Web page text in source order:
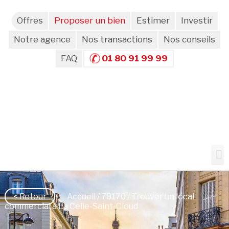
Offres Proposer un bien Estimer
Investir
Notre agence
Nos transactions
Nos conseils
FAQ
01 80 91 99 99
< Retour Accueil / 78170 / Trouver un local
commercial à La Celle-Saint-Cloud